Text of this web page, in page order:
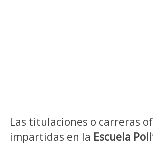
Las titulaciones o carreras
impartidas en la Escuela